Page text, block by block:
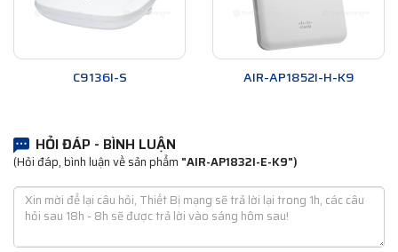
C9136I-S AIR-AP1852I-H-K9
HỎI ĐÁP - BÌNH LUẬN
(Hỏi đáp, bình luận về sản phẩm "AIR-AP1832I-E-K9")